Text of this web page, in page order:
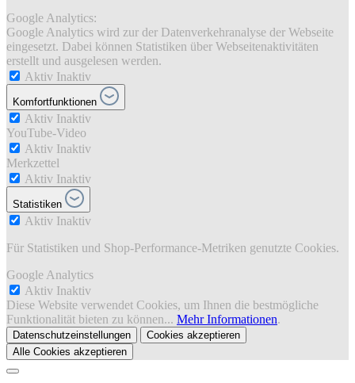
Google Analytics:
Google Analytics wird zur der Datenverkehranalyse der Webseite
eingesetzt. Dabei können Statistiken über Webseitenaktivitäten
erstellt und ausgelesen werden.
Aktiv Inaktiv
Komfortfunktionen
Aktiv Inaktiv
YouTube-Video
Aktiv Inaktiv
Merkzettel
Aktiv Inaktiv
Statistiken
Aktiv Inaktiv
Für Statistiken und Shop-Performance-Metriken genutzte Cookies.
Google Analytics
Aktiv Inaktiv
Diese Website verwendet Cookies, um Ihnen die bestmögliche
Funktionalität bieten zu können... Mehr Informationen.
Datenschutzeinstellungen
Cookies akzeptieren
Alle Cookies akzeptieren